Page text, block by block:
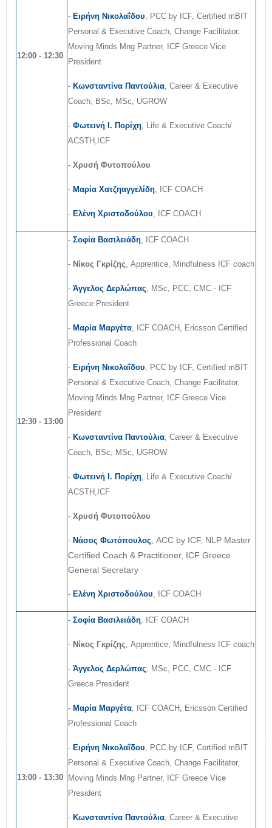
12:00 - 12:30
- Ειρήνη Νικολαΐδου, PCC by ICF, Certified mBIT
Personal & Executive Coach, Change Facilitator,
Moving Minds Mng Partner, ICF Greece Vice
President
- Κωνσταντίνα Παντούλια, Career & Executive
Coach, BSc, MSc, UGROW
- Φωτεινή Ι. Πορίχη, Life & Executive Coach/
ACSTH,ICF
- Χρυσή Φυτοπούλου
- Μαρία Χατζηαγγελίδη, ICF COACH
- Ελένη Χριστοδούλου, ICF COACH
12:30 - 13:00
- Σοφία Βασιλειάδη, ICF COACH
- Νίκος Γκρίζης, Apprentice, Mindfulness ICF coach
- Άγγελος Δερλώπας, MSc, PCC, CMC - ICF
Greece President
- Μαρία Μαργέτα, ICF COACH, Ericsson Certified
Professional Coach
- Ειρήνη Νικολαΐδου, PCC by ICF, Certified mBIT
Personal & Executive Coach, Change Facilitator,
Moving Minds Mng Partner, ICF Greece Vice
President
- Κωνσταντίνα Παντούλια, Career & Executive
Coach, BSc, MSc, UGROW
- Φωτεινή Ι. Πορίχη, Life & Executive Coach/
ACSTH,ICF
- Χρυσή Φυτοπούλου
- Νάσος Φωτόπουλος , ACC by ICF, NLP Master
Certified Coach & Practitioner, ICF Greece
General Secretary
- Ελένη Χριστοδούλου, ICF COACH
13:00 - 13:30
- Σοφία Βασιλειάδη, ICF COACH
- Νίκος Γκρίζης, Apprentice, Mindfulness ICF coach
- Άγγελος Δερλώπας, MSc, PCC, CMC - ICF
Greece President
- Μαρία Μαργέτα, ICF COACH, Ericsson Certified
Professional Coach
- Ειρήνη Νικολαΐδου, PCC by ICF, Certified mBIT
Personal & Executive Coach, Change Facilitator,
Moving Minds Mng Partner, ICF Greece Vice
President
- Κωνσταντίνα Παντούλια, Career & Executive